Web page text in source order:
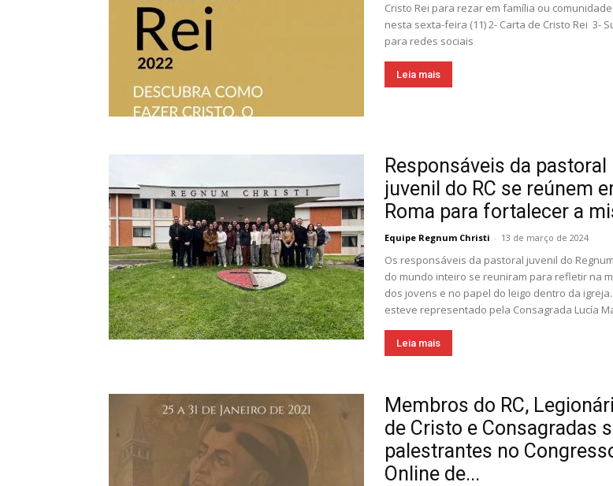
Cristo Rei para rezar em família ou comunidade
nesta sexta-feira (11) 2- Carta de Cristo Rei 3-
para redes sociais
Leia mais
Responsáveis da pastoral
juvenil do RC se reúnem
Roma para fortalecer a
Equipe Regnum Christi - 13 de março de 2024
Os responsáveis da pastoral juvenil do
do mundo inteiro se reuniram para refletir na
dos jovens e no papel do leigo dentro da igreja.
esteve representado pela Consagrada Lucía
Leia mais
Membros do RC,
de Cristo e Consagradas
palestrantes no
Online de...